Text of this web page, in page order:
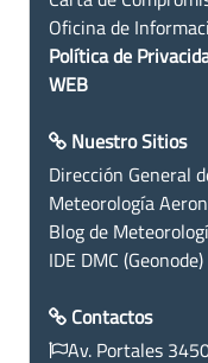
Oficina de
Política de
WEB
Nuestro Sitios
Dirección General
Meteorología
Blog de
IDE DMC (Geonode)
Contactos
Av. Portales